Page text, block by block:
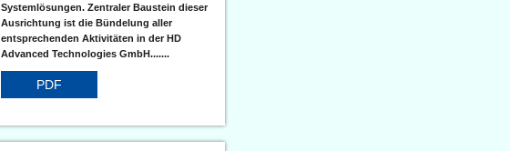
Systemlösungen. Zentraler Baustein dieser
Ausrichtung ist die Bündelung aller
entsprechenden Aktivitäten in der HD
Advanced Technologies GmbH.......
PDF